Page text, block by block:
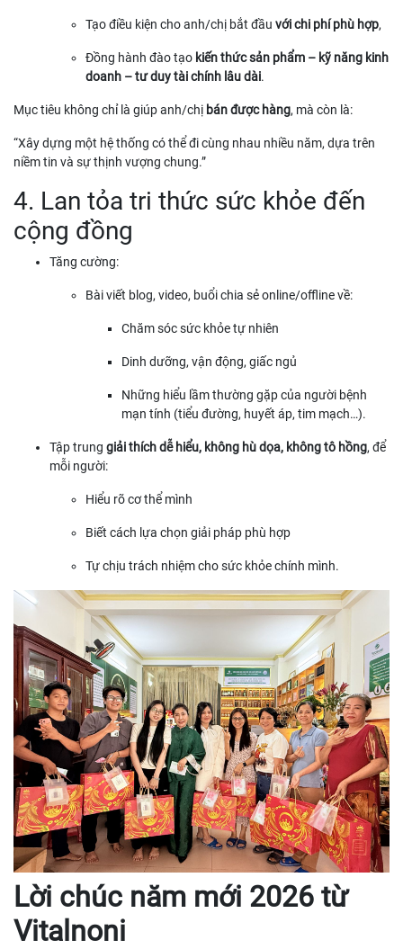
Tạo điều kiện cho anh/chị bắt đầu với chi phí phù hợp,
Đồng hành đào tạo kiến thức sản phẩm – kỹ năng kinh
doanh – tư duy tài chính lâu dài.
Mục tiêu không chỉ là giúp anh/chị bán được hàng, mà còn là:
“Xây dựng một hệ thống có thể đi cùng nhau nhiều năm, dựa trên
niềm tin và sự thịnh vượng chung.”
4. Lan tỏa tri thức sức khỏe đến
cộng đồng
Tăng cường:
Bài viết blog, video, buổi chia sẻ online/offline về:
Chăm sóc sức khỏe tự nhiên
Dinh dưỡng, vận động, giấc ngủ
Những hiểu lầm thường gặp của người bệnh
mạn tính (tiểu đường, huyết áp, tim mạch…).
Tập trung giải thích dễ hiểu, không hù dọa, không tô hồng, để
mỗi người:
Hiểu rõ cơ thể mình
Biết cách lựa chọn giải pháp phù hợp
Tự chịu trách nhiệm cho sức khỏe chính mình.
Lời chúc năm mới 2026 từ
Vitalnoni